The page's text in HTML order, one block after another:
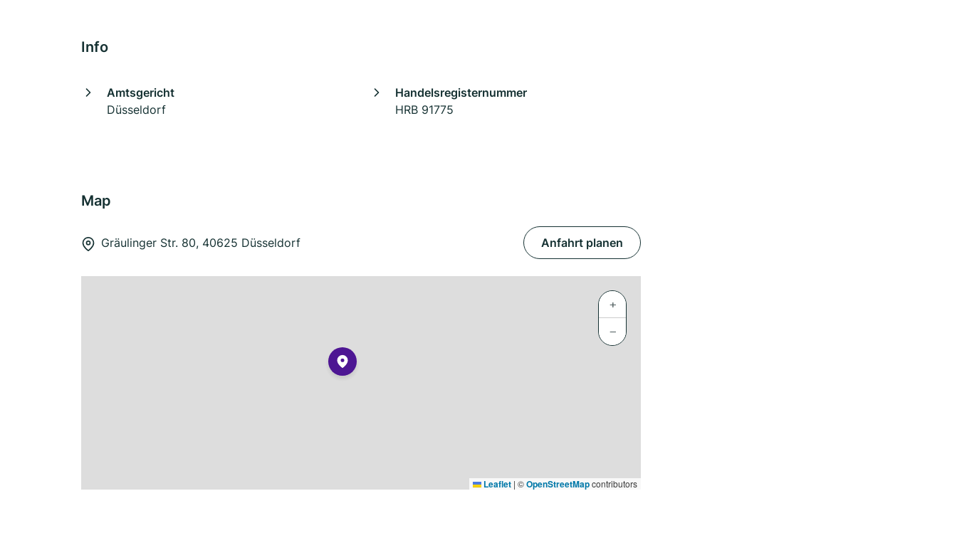
Info
Amtsgericht
Düsseldorf
Handelsregisternummer
HRB 91775
Map
Gräulinger Str. 80, 40625 Düsseldorf Anfahrt planen
+
−
Leaflet | ©OpenStreetMapcontributors